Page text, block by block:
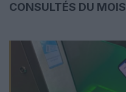
CONSULTÉS DU MOIS